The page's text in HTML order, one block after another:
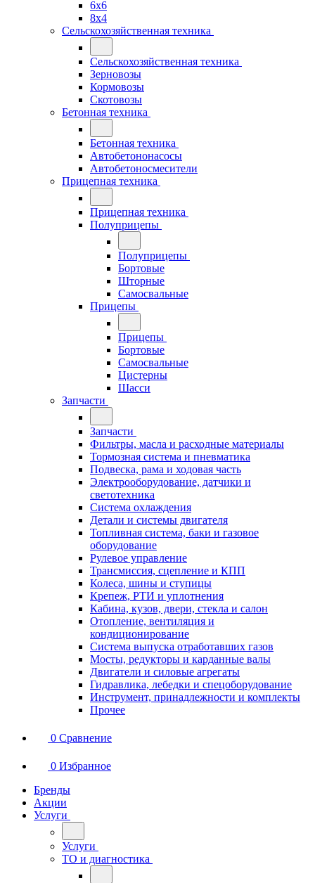
6x6
8x4
Сельскохозяйственная техника
Сельскохозяйственная техника
Зерновозы
Кормовозы
Скотовозы
Бетонная техника
Бетонная техника
Автобетононасосы
Автобетоносмесители
Прицепная техника
Прицепная техника
Полуприцепы
Полуприцепы
Бортовые
Шторные
Самосвальные
Прицепы
Прицепы
Бортовые
Самосвальные
Цистерны
Шасси
Запчасти
Запчасти
Фильтры, масла и расходные материалы
Тормозная система и пневматика
Подвеска, рама и ходовая часть
Электрооборудование, датчики и
светотехника
Система охлаждения
Детали и системы двигателя
Топливная система, баки и газовое
оборудование
Рулевое управление
Трансмиссия, сцепление и КПП
Колеса, шины и ступицы
Крепеж, РТИ и уплотнения
Кабина, кузов, двери, стекла и салон
Отопление, вентиляция и
кондиционирование
Система выпуска отработавших газов
Мосты, редукторы и карданные валы
Двигатели и силовые агрегаты
Гидравлика, лебедки и спецоборудование
Инструмент, принадлежности и комплекты
Прочее
0 Сравнение
0 Избранное
Бренды
Акции
Услуги
Услуги
ТО и диагностика